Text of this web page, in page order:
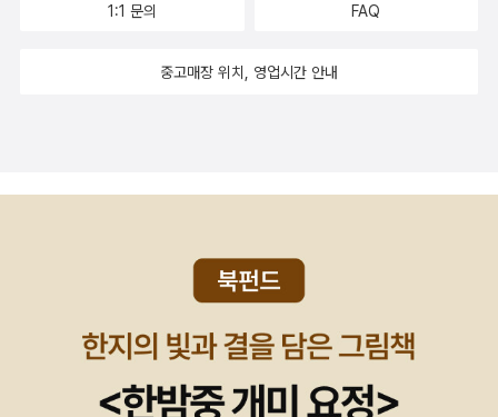
김 농감에게 터무니없이 이자가 붙은 빚을 독촉받다가 결국은 저당
소작인들이 단결하면 근심을 없앨 수 있다고 주장하던 말을 생각하
아들이 어린 시절 아버지의 삶을 그려놓은 글을 읽게 된다. 아들은 어
린 시절 술을 절제하지 못하고 주색잡기에 놀아나는 아버지를 기억하
고 있었고, 언제나 아들에게 엄하고 무섭게 대하면서 한 번도 따뜻하
게 안아주지 않았던 것에 대해 깊은 원망을 하고 있었다. 아들은 아버
지의 만류에도 불구하고, 서양 소설들에 깊이 빠져들어 소설가가 되
1:1 문의 FAQ
중고매장 위치, 영업시간 안내